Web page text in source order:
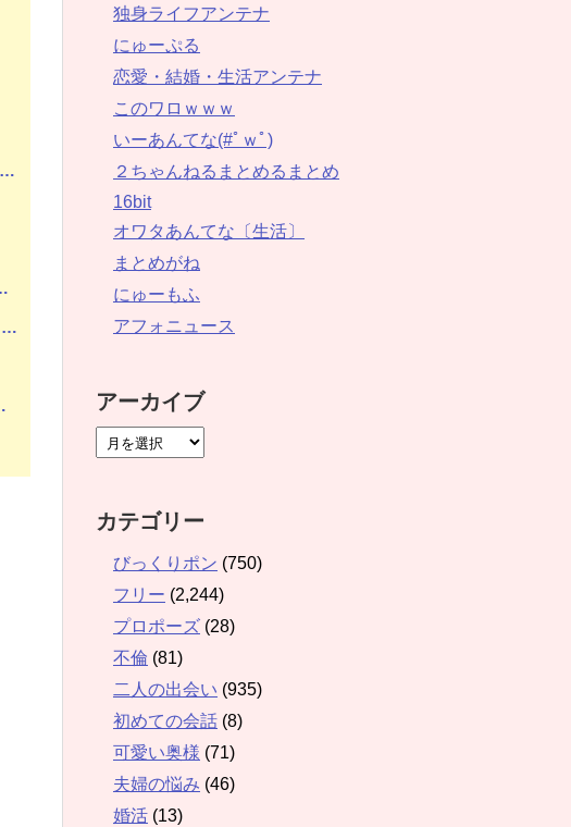
独身ライフアンテナ
にゅーぷる
恋愛・結婚・生活アンテナ
このワロｗｗｗ
いーあんてな(#ﾟｗﾟ)
２ちゃんねるまとめるまとめ
16bit
オワタあんてな〔生活〕
まとめがね
にゅーもふ
アフォニュース
アーカイブ
カテゴリー
びっくりポン (750)
フリー (2,244)
プロポーズ (28)
不倫 (81)
二人の出会い (935)
初めての会話 (8)
可愛い奥様 (71)
夫婦の悩み (46)
婚活 (13)